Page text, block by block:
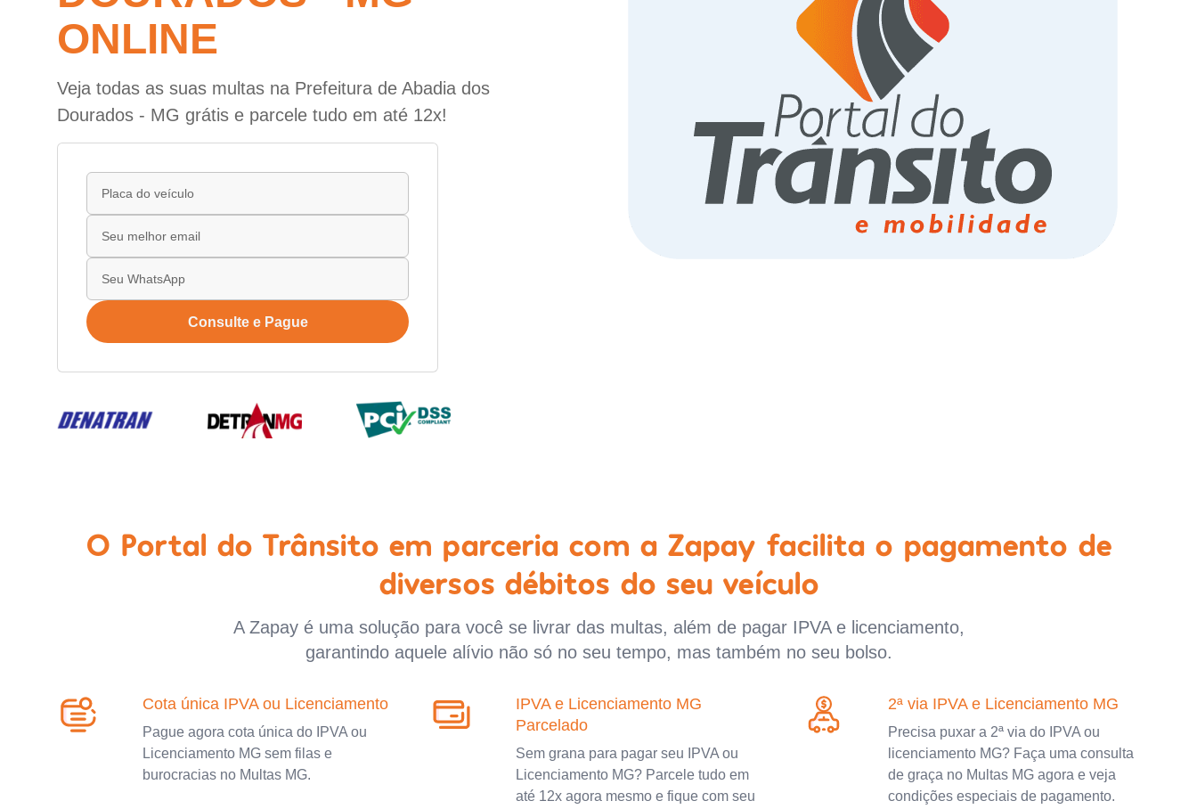
ONLINE
Veja todas as suas multas na Prefeitura de Abadia dos
Dourados - MG grátis e parcele tudo em até 12x!
Consulte e Pague
O Portal do Trânsito em parceria com a Zapay facilita o pagamento de
diversos débitos do seu veículo
A Zapay é uma solução para você se livrar das multas, além de pagar IPVA e licenciamento,
garantindo aquele alívio não só no seu tempo, mas também no seu bolso.
Cota única IPVA ou Licenciamento
Pague agora cota única do IPVA ou
Licenciamento MG sem filas e
burocracias no Multas MG.
IPVA e Licenciamento MG
Parcelado
Sem grana para pagar seu IPVA ou
Licenciamento MG? Parcele tudo em
até 12x agora mesmo e fique com seu
2ª via IPVA e Licenciamento MG
Precisa puxar a 2ª via do IPVA ou
licenciamento MG? Faça uma consulta
de graça no Multas MG agora e veja
condições especiais de pagamento.